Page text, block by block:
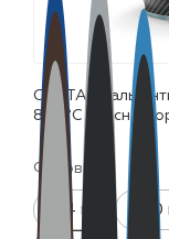
CERTA эмаль
800°С красно-
Фасовка:
0.4 кг 520